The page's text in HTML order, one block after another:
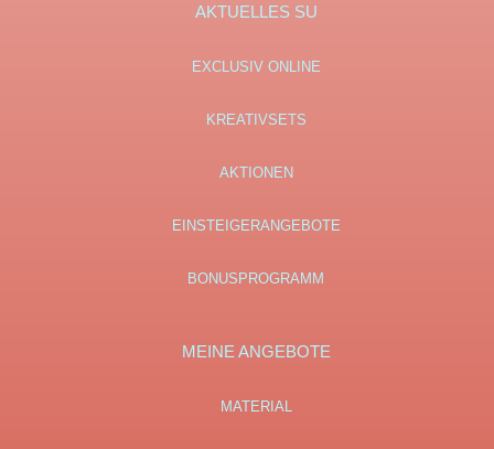
AKTUELLES SU
EXCLUSIV ONLINE
KREATIVSETS
AKTIONEN
EINSTEIGERANGEBOTE
BONUSPROGRAMM
MEINE ANGEBOTE
MATERIAL